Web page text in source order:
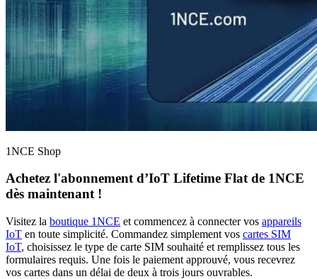
1NCE Shop
Achetez l'abonnement d’IoT Lifetime Flatde 1NCE
dès maintenant !
Visitez la boutique 1NCE et commencez à connecter vos appareils
IoT en toute simplicité. Commandez simplement vos cartes SIM
IoT, choisissez le type de carte SIM souhaité et remplissez tous les
formulaires requis. Une fois le paiement approuvé, vous recevrez
vos cartes dans un délai de deux à trois jours ouvrables.